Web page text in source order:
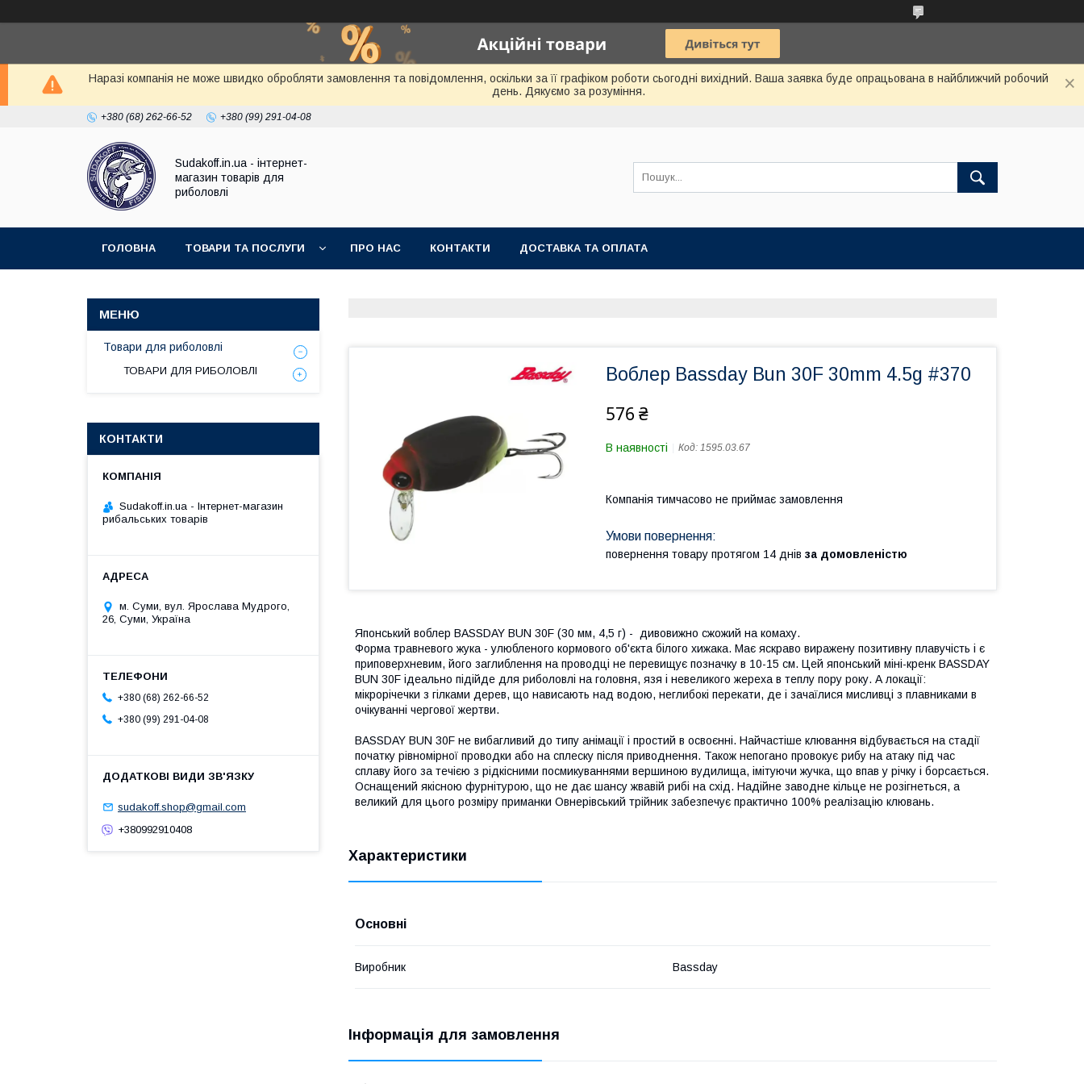
Наразі компанія не може швидко обробляти замовлення та повідомлення, оскільки за її графіком роботи сьогодні вихідний. Ваша заявка буде опрацьована в найближчий робочий
день. Дякуємо за розуміння.
+380 (68) 262-66-52 +380 (99) 291-04-08
Sudakoff.in.ua - інтернет-
магазин товарів для
риболовлі
ГОЛОВНА ТОВАРИ ТА ПОСЛУГИ ПРО НАС КОНТАКТИ ДОСТАВКА ТА ОПЛАТА
Воблер Bassday Bun 30F 30mm 4.5g #370
576 ₴
В наявності Код: 1595.03.67
Компанія тимчасово не приймає замовлення
повернення товару протягом 14 днів за домовленістю
Японський воблер BASSDAY BUN 30F (30 мм, 4,5 г) - дивовижно сжожий на комаху.
Форма травневого жука - улюбленого кормового об'єкта білого хижака. Має яскраво виражену позитивну плавучість і є
приповерхневим, його заглиблення на проводці не перевищує позначку в 10-15 см. Цей японський міні-кренк BASSDAY
BUN 30F ідеально підійде для риболовлі на головня, язя і невеликого жереха в теплу пору року. А локації:
мікрорічечки з гілками дерев, що нависають над водою, неглибокі перекати, де і зачаїлися мисливці з плавниками в
очікуванні чергової жертви.
BASSDAY BUN 30F не вибагливий до типу анімації і простий в освоєнні. Найчастіше клювання відбувається на стадії
початку рівномірної проводки або на сплеску після приводнення. Також непогано провокує рибу на атаку під час
сплаву його за течією з рідкісними посмикуваннями вершиною вудилища, імітуючи жучка, що впав у річку і борсається.
Оснащений якісною фурнітурою, що не дає шансу жвавій рибі на схід. Надійне заводне кільце не розігнеться, а
великий для цього розміру приманки Овнерівський трійник забезпечує практично 100% реалізацію клювань.
Характеристики
Основні
Виробник Bassday
Інформація для замовлення
Товари для риболовлі
ТОВАРИ ДЛЯ РИБОЛОВЛІ
КОНТАКТИ
Sudakoff.in.ua - Інтернет-магазин
рибальських товарів
м. Суми, вул. Ярослава Мудрого,
26, Суми, Україна
+380 (68) 262-66-52
+380 (99) 291-04-08
sudakoff.shop@gmail.com
+380992910408